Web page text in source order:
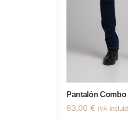
Pantalón Combo
63,00 € IVA